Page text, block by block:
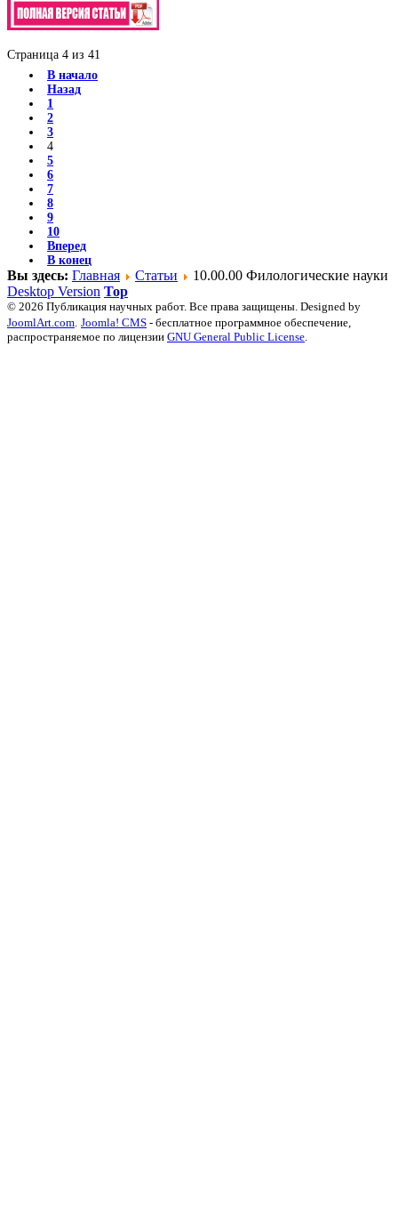
Страница 4 из 41
В начало
Назад
1
2
3
4
5
6
7
8
9
10
Вперед
В конец
Вы здесь: Главная Статьи
10.00.00 Филологические науки
Desktop Version Top
© 2026 Публикация научных работ. Все права защищены. Designed by
JoomlArt.com. Joomla! CMS - бесплатное программное обеспечение,
распространяемое по лицензии GNU General Public License.